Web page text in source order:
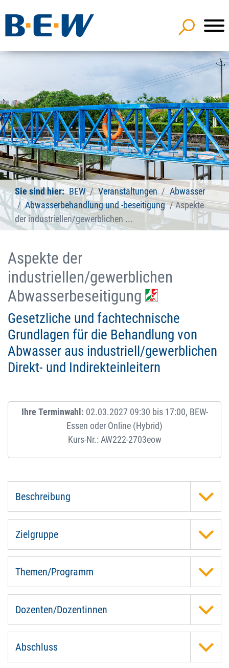
Sie sind hier: BEW Veranstaltungen
Abwasser
Abwasserbehandlung und -beseitigung
Aspekte
der industriellen/gewerblichen ...
Aspekte der
industriellen/gewerblichen
Abwasserbeseitigung
Gesetzliche und fachtechnische
Grundlagen für die Behandlung von
Abwasser aus industriell/gewerblichen
Direkt- und Indirekteinleitern
Ihre Terminwahl: 02.03.2027 09:30 bis 17:00, BEW-
Essen oder Online (Hybrid)
Kurs-Nr.: AW222-2703eow
Beschreibung
Zielgruppe
Themen/Programm
Dozenten/Dozentinnen
Abschluss